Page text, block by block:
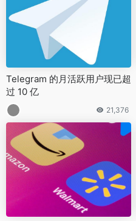
Telegram 的月活跃用户现已超
过 10 亿
21,376